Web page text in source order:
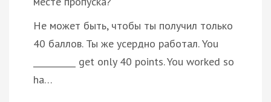
He может быть, чтобы ты получил только
40 баллов. Ты же усердно работал. You
__________ get only 40 points. You worked so
ha…